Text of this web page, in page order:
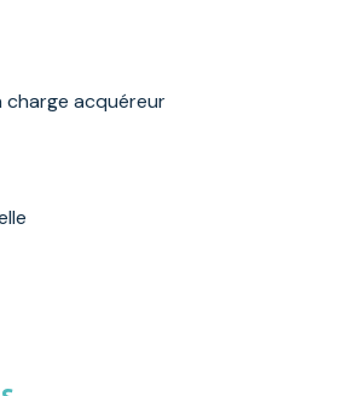
charge acquéreur